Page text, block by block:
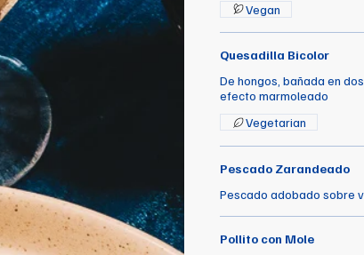
Vegan
Quesadilla Bicolor
De hongos, bañada en
efecto marmoleado
Vegetarian
Pescado Zarandeado
Pescado adobado sobre
Pollito con Mole